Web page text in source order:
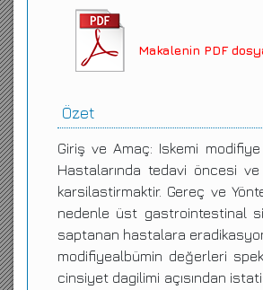
Makalenin PDF
Özet
Giriş ve Amaç: Iskemi
Hastalarında tedavi öncesi
karsilastirmaktir. Gereç ve
nedenle üst gastrointestinal
saptanan hastalara
modifiyealbümin değerleri
cinsiyet dagilimi açısından